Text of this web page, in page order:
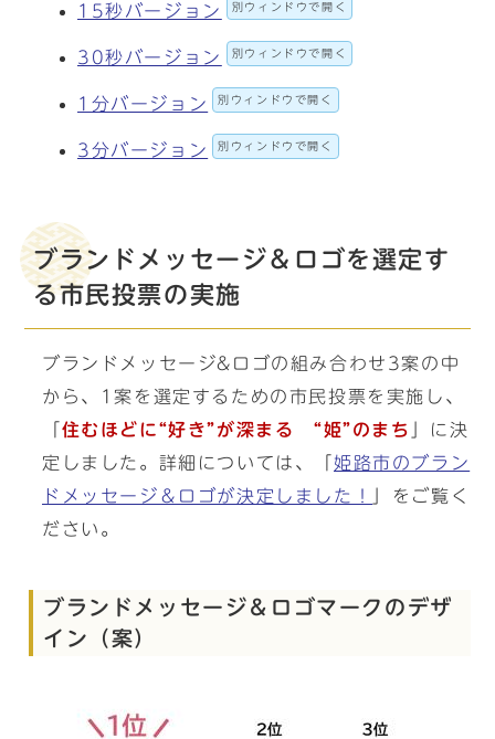
15秒バージョン 別ウィンドウで開く
30秒バージョン 別ウィンドウで開く
1分バージョン 別ウィンドウで開く
3分バージョン 別ウィンドウで開く
ブランドメッセージ＆ロゴを選定す
る市民投票の実施
ブランドメッセージ&ロゴの組み合わせ3案の中
から、1案を選定するための市民投票を実施し、
住むほどに“好き”が深まる “姫”のまち
」に決
定しました。詳細については、「 姫路市のブラン
ドメッセージ＆ロゴが決定しました！
」をご覧く
ださい。
ブランドメッセージ＆ロゴマークのデザ
イン（案）